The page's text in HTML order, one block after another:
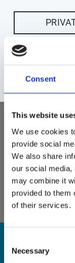
Consent
This website
We use cookies
provide social
We also share
our social media,
may combine it
provided to them
of their services.
Selection
Necessary
Lagerstatus
Tillverkare
Visa alla produkter
DisplayPort-kabel
• DisplayPort 1.2
• 4K UHD (3840 x